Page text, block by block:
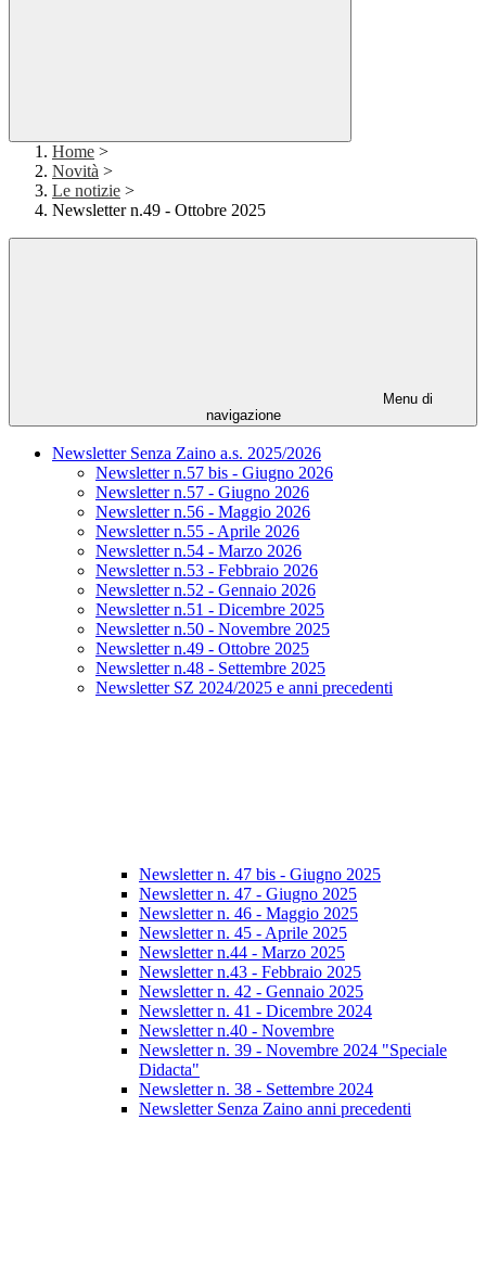
Home >
Novità >
Le notizie >
Newsletter n.49 - Ottobre 2025
Menu di
navigazione
Newsletter Senza Zaino a.s. 2025/2026
Newsletter n.57 bis - Giugno 2026
Newsletter n.57 - Giugno 2026
Newsletter n.56 - Maggio 2026
Newsletter n.55 - Aprile 2026
Newsletter n.54 - Marzo 2026
Newsletter n.53 - Febbraio 2026
Newsletter n.52 - Gennaio 2026
Newsletter n.51 - Dicembre 2025
Newsletter n.50 - Novembre 2025
Newsletter n.49 - Ottobre 2025
Newsletter n.48 - Settembre 2025
Newsletter SZ 2024/2025 e anni precedenti
Newsletter n. 47 bis - Giugno 2025
Newsletter n. 47 - Giugno 2025
Newsletter n. 46 - Maggio 2025
Newsletter n. 45 - Aprile 2025
Newsletter n.44 - Marzo 2025
Newsletter n.43 - Febbraio 2025
Newsletter n. 42 - Gennaio 2025
Newsletter n. 41 - Dicembre 2024
Newsletter n.40 - Novembre
Newsletter n. 39 - Novembre 2024 "Speciale
Didacta"
Newsletter n. 38 - Settembre 2024
Newsletter Senza Zaino anni precedenti